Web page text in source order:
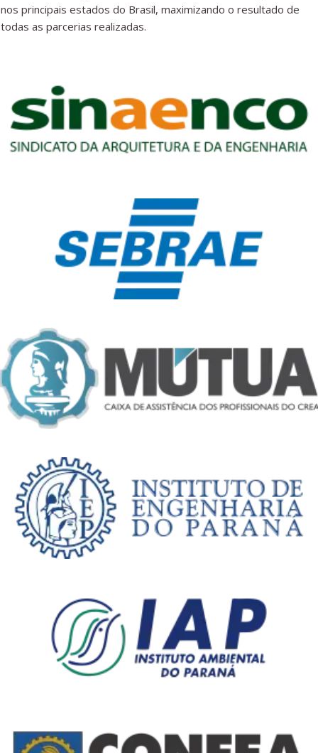
nos principais estados do Brasil, maximizando o resultado de
todas as parcerias realizadas.